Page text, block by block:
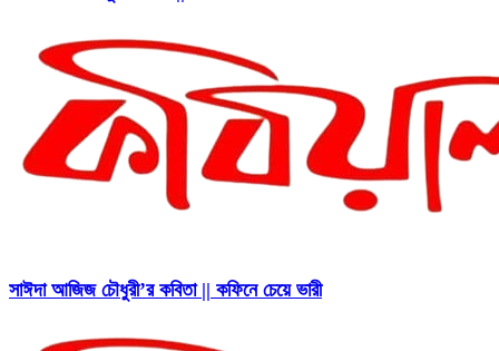
সাঈদা আজিজ চৌধুরী’র কবিতা || কফিনে চেয়ে ভারী